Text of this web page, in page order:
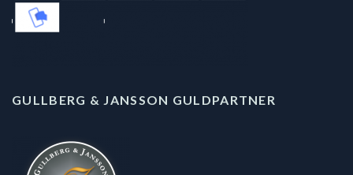
GULLBERG & JANSSON GULDPARTNER